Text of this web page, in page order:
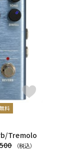
料
Tremolo
（税込）